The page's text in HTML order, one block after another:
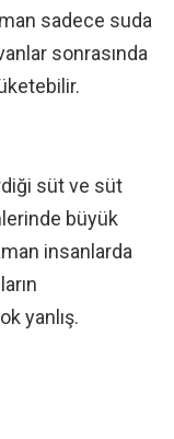
sadece suda
sonrasında
süt ve süt
büyük
insanlarda
yanlış.